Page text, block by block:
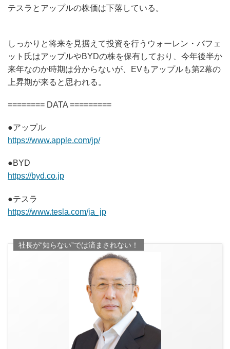
テスラとアップルの株価は下落している。
しっかりと将来を見据えて投資を行うウォーレン・バフェ
ット氏はアップルやBYDの株を保有しており、今年後半か
来年なのか時期は分からないが、EVもアップルも第2幕の
上昇期が来ると思われる。
======== DATA =========
●アップル
https://www.apple.com/jp/
●BYD
https://byd.co.jp
●テスラ
https://www.tesla.com/ja_jp
社長が“知らない”では済まされない！